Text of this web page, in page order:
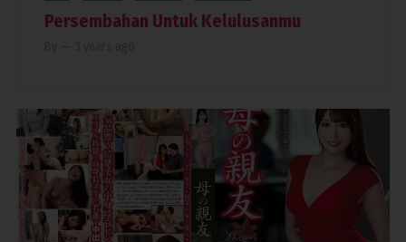
Persembahan Untuk Kelulusanmu